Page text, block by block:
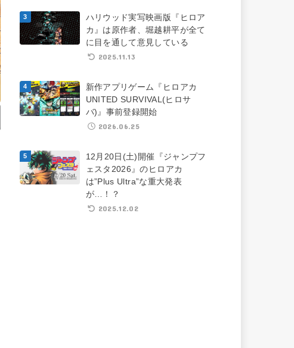
ハリウッド実写映画版『ヒロア
カ』は原作者、堀越耕平が全て
に目を通して意見している
2025.11.13
新作アプリゲーム『ヒロアカ
UNITED SURVIVAL(ヒロサ
バ)』事前登録開始
2026.06.25
12月20日(土)開催『ジャンプフ
ェスタ2026』のヒロアカ
は”Plus Ultra”な重大発表
が…！？
2025.12.02